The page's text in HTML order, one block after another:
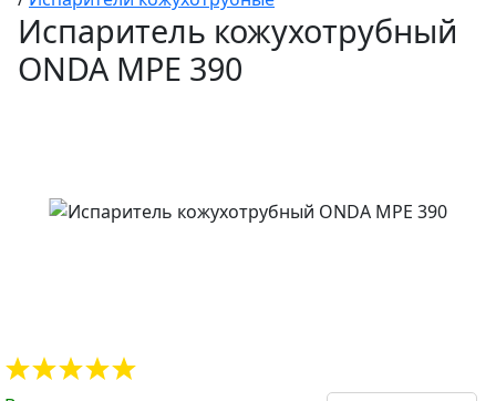
Испаритель кожухотрубный
ONDA MPE 390